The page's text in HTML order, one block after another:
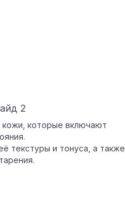
2
которые включают
текстуры и тонуса, а также